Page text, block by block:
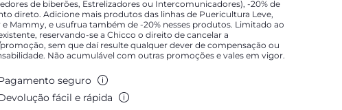
de biberões, Estrelizadores ou Intercomunicadores), -20% de
direto. Adicione mais produtos das linhas de Puericultura Leve,
e Mammy, e usufrua também de -20% nesses produtos. Limitado ao
reservando-se a Chicco o direito de cancelar a
sem que daí resulte qualquer dever de compensação ou
Não acumulável com outras promoções e vales em vigor.
seguro
fácil e rápida